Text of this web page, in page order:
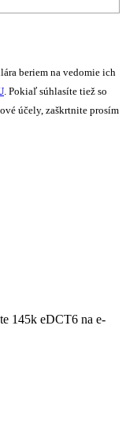
beriem na vedomie ich
. Pokiaľ súhlasíte tiež so
účely, zaškrtnite prosím
145k eDCT6 na e-